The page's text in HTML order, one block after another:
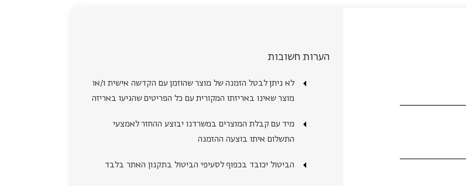
הערות חשובות
לא ניתן לבטל הזמנה של מוצר שהוזמן עם הקדשה אישית ו/או
מוצר שאינו באריזתו המקורית עם כל הפריטים שהגיעו באריזה
מיד עם קבלת המוצרים במשרדנו יבוצע ההחזר לאמצעי
התשלום איתו בוצעה ההזמנה
הביטול יכובד בכפוף לסעיפי הביטול בתקנון האתר בלבד